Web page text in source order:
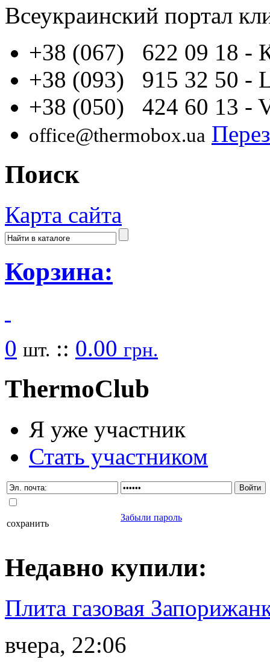
Всеукраинский портал
+38 (067) 622 09 18 -
+38 (093) 915 32 50 -
+38 (050) 424 60 13 -
office@thermobox.ua
Поиск
Карта сайта
Корзина:
0 шт. :: 0.00 грн.
ThermoClub
Я уже участник
Стать участником
сохранить
Забыли пароль
Недавно купили:
Плита газовая
вчера, 22:06